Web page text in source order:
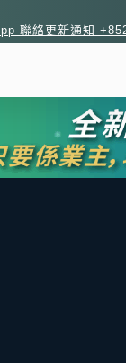
聯絡更新通知